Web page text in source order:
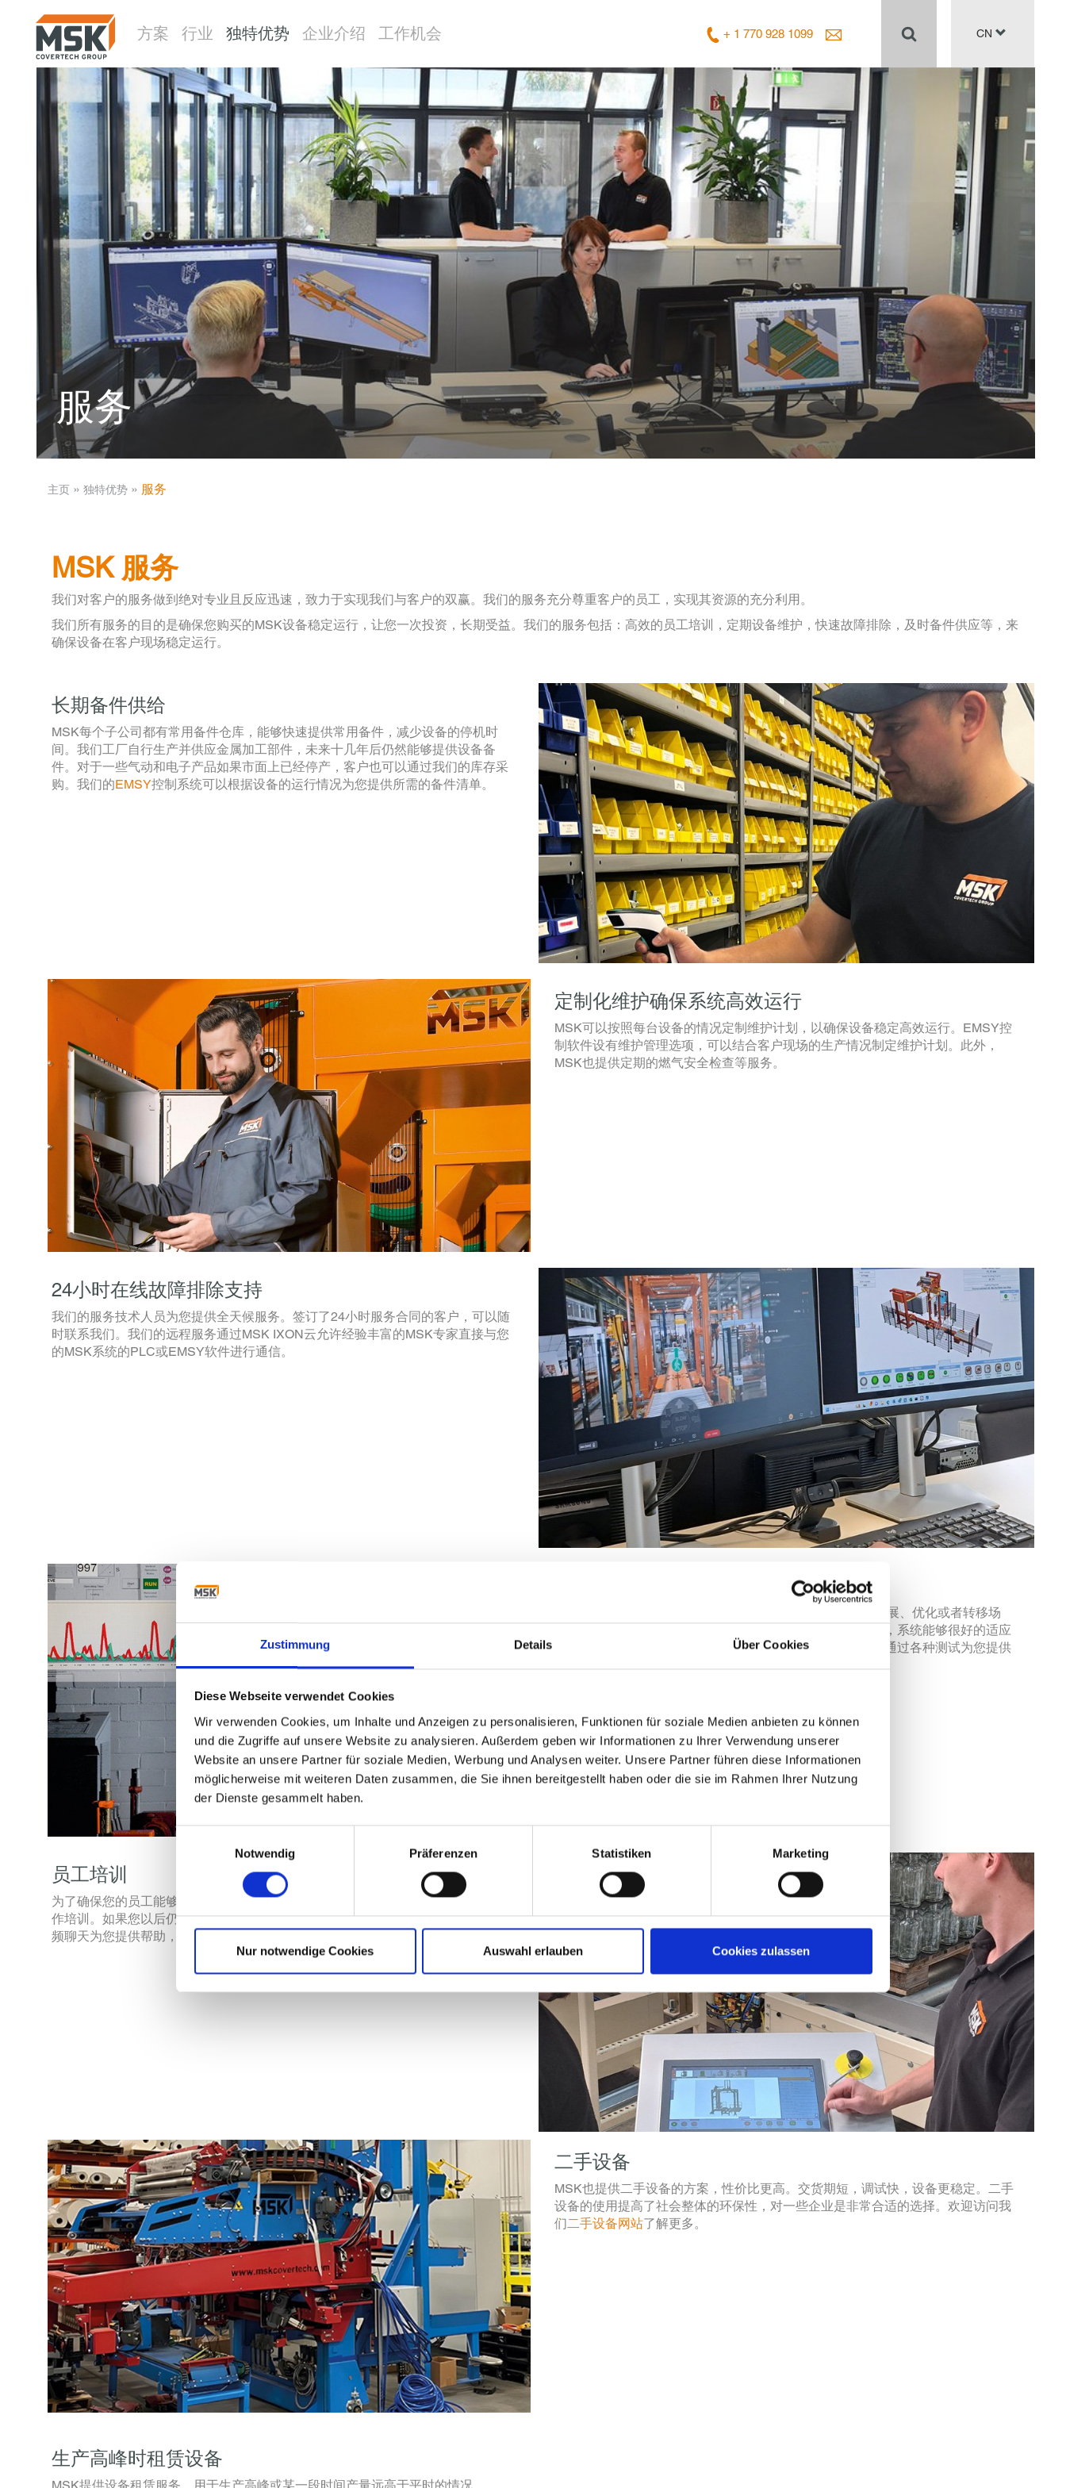
Zustimmung Details Über Cookies
Diese Webseite verwendet Cookies
Wir verwenden Cookies, um Inhalte und Anzeigen zu personalisieren, Funktionen für soziale Medien anbieten zu können
und die Zugriffe auf unsere Website zu analysieren. Außerdem geben wir Informationen zu Ihrer Verwendung unserer
Website an unsere Partner für soziale Medien, Werbung und Analysen weiter. Unsere Partner führen diese Informationen
möglicherweise mit weiteren Daten zusammen, die Sie ihnen bereitgestellt haben oder die sie im Rahmen Ihrer Nutzung
der Dienste gesammelt haben.
Einwilligungsauswahl
Notwendig
Präferenzen Statistiken Marketing
Nur notwendige Cookies Auswahl erlauben Cookies zulassen
方案 行业 独特优势 企业介绍 工作机会 + 1 770 928 1099 CN
服务
主页­ » ­ 独特优势­ » ­ 服务
MSK 服务
我们对客户的服务做到绝对专业且反应迅速，致力于实现我们与客户的双赢。我们的服务充分尊重客户的员工，实现其资源的充分利用。
我们所有服务的目的是确保您购买的MSK设备稳定运行，让您一次投资，长期受益。我们的服务包括：高效的员工培训，定期设备维护，快速故障排除，及时备件供应等，来
确保设备在客户现场稳定运行。
长期备件供给
MSK每个子公司都有常用备件仓库，能够快速提供常用备件，减少设备的停机时
间。我们工厂自行生产并供应金属加工部件，未来十几年后仍然能够提供设备备
件。对于一些气动和电子产品如果市面上已经停产，客户也可以通过我们的库存采
购。我们的EMSY控制系统可以根据设备的运行情况为您提供所需的备件清单。
定制化维护确保系统高效运行
MSK可以按照每台设备的情况定制维护计划，以确保设备稳定高效运行。EMSY控
制软件设有维护管理选项，可以结合客户现场的生产情况制定维护计划。此外，
MSK也提供定期的燃气安全检查等服务。
24小时在线故障排除支持
我们的服务技术人员为您提供全天候服务。签订了24小时服务合同的客户，可以随
时联系我们。我们的远程服务通过MSK IXON云允许经验丰富的MSK专家直接与您
的MSK系统的PLC或EMSY软件进行通信。
MSK设备采用模块化原则设计，设备能够满足您的需求如扩展、优化或者转移场
地。优化后的设备能够满足您的需求，而无需全部重新投资，系统能够很好的适应
新的物流或特需的程序。我们公司设有客户测试中心，可以通过各种测试为您提供
最佳的方案和建议，比如测试薄膜或者包装稳定性等。
员工培训
为了确保您的员工能够安全、流畅的操作复杂的大型系统，我们为您提供详细的操
作培训。如果您以后仍有疑问或问题，我们的技术服务人员随时可以通过电话或视
频聊天为您提供帮助，或安排另一次现场培训。
二手设备
MSK也提供二手设备的方案，性价比更高。交货期短，调试快，设备更稳定。二手
设备的使用提高了社会整体的环保性，对一些企业是非常合适的选择。欢迎访问我
们二手设备网站了解更多。
生产高峰时租赁设备